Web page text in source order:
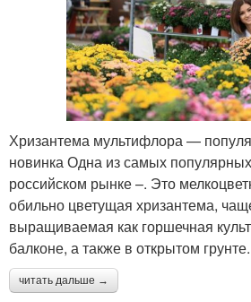
Хризантема мультифлора —
новинка Одна из самых
российском рынке –. Это
обильно цветущая хризантема,
выращиваемая как горшечная
балконе, а также в открытом грунте.
читать дальше →